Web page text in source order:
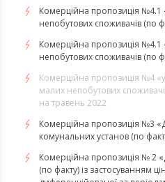
​​​​​​​Комерційна пропозиція
непобутових споживачів (по
Комерційна пропозиція
непобутових споживачів (по
Комерційна пропозиція №4
малих непобутових
на травень 2022
Комерційна пропозиція №3
комунальних установ (по
Комерційна пропозиція № 2
(по факту) із застосуванням